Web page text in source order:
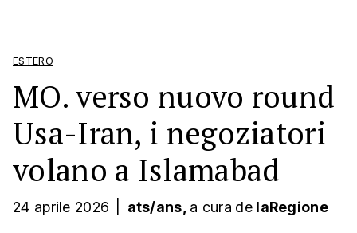
ESTERO
MO. verso nuovo round
Usa-Iran, i negoziatori
volano a Islamabad
24 aprile 2026 ats/ans, a cura de laRegione